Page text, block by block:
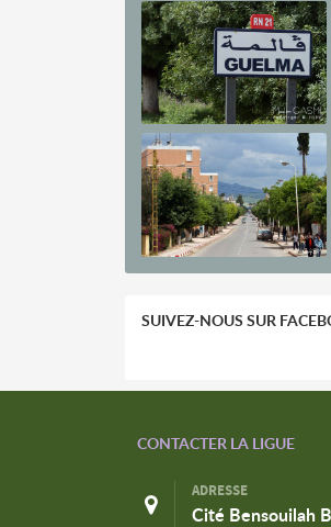
SUIVEZ-NOUS SUR
CONTACTER LA LIGUE
ADRESSE
Cité Bensouilah